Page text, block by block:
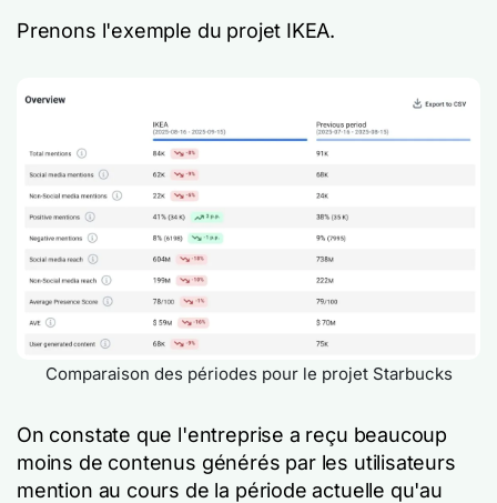
Prenons l'exemple du projet IKEA.
Comparaison des périodes pour le projet Starbucks
On constate que l'entreprise a reçu beaucoup
moins de contenus générés par les utilisateurs
mention au cours de la période actuelle qu'au